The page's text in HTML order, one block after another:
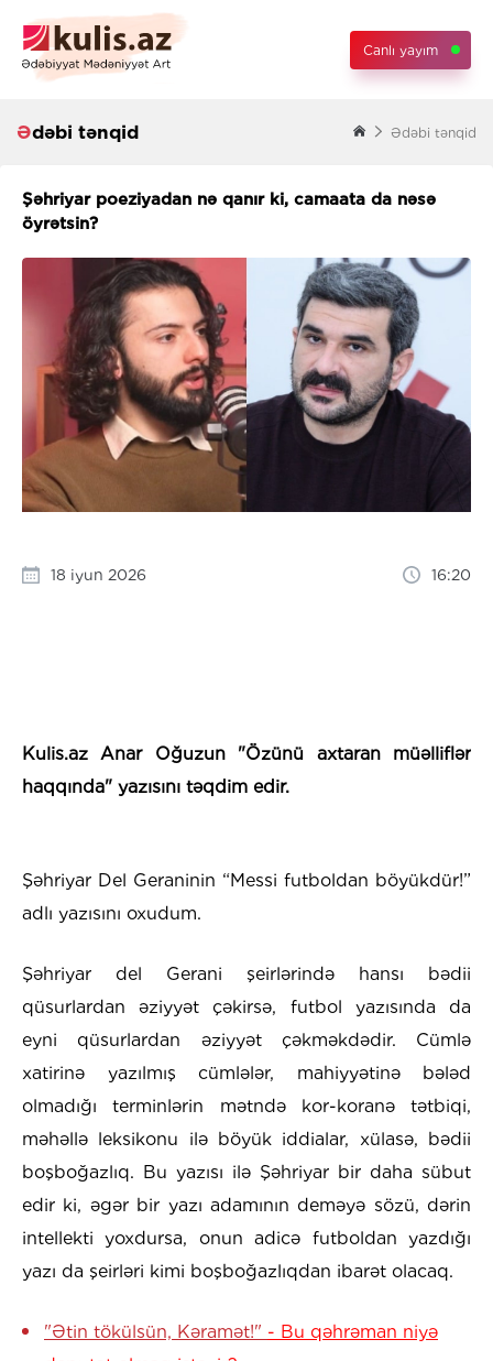
Canlı yayım
Ədəbi tənqid Ədəbi tənqid
Şəhriyar poeziyadan nə qanır ki, camaata da nəsə
öyrətsin?
18 iyun 2026 16:20
Kulis.az Anar Oğuzun "Özünü axtaran müəlliflər
haqqında" yazısını təqdim edir.
Şəhriyar Del Geraninin “Messi futboldan böyükdür!”
adlı yazısını oxudum.
Şəhriyar del Gerani şeirlərində hansı bədii
qüsurlardan əziyyət çəkirsə, futbol yazısında da
eyni qüsurlardan əziyyət çəkməkdədir. Cümlə
xatirinə yazılmış cümlələr, mahiyyətinə bələd
olmadığı terminlərin mətndə kor-koranə tətbiqi,
məhəllə leksikonu ilə böyük iddialar, xülasə, bədii
boşboğazlıq. Bu yazısı ilə Şəhriyar bir daha sübut
edir ki, əgər bir yazı adamının deməyə sözü, dərin
intellekti yoxdursa, onun adicə futboldan yazdığı
yazı da şeirləri kimi boşboğazlıqdan ibarət olacaq.
"Ətin tökülsün, Kəramət!" - Bu qəhrəman niyə